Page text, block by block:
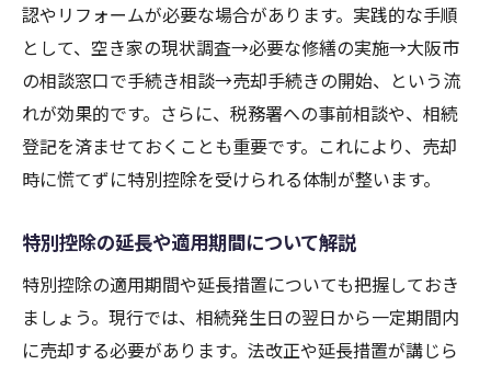
認やリフォームが必要な場合があります。実践的な手順
として、空き家の現状調査→必要な修繕の実施→大阪市
の相談窓口で手続き相談→売却手続きの開始、という流
れが効果的です。さらに、税務署への事前相談や、相続
登記を済ませておくことも重要です。これにより、売却
時に慌てずに特別控除を受けられる体制が整います。
特別控除の延長や適用期間について解説
特別控除の適用期間や延長措置についても把握しておき
ましょう。現行では、相続発生日の翌日から一定期間内
に売却する必要があります。法改正や延長措置が講じら